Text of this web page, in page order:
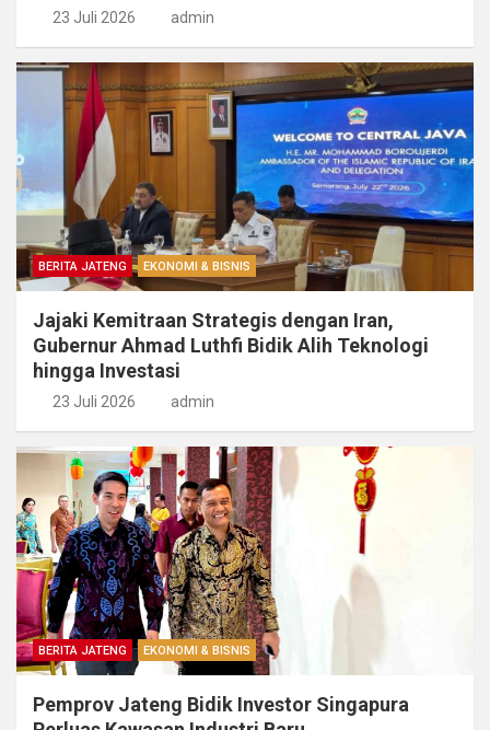
23 Juli 2026 admin
BERITA JATENG EKONOMI & BISNIS
Jajaki Kemitraan Strategis dengan Iran,
Gubernur Ahmad Luthfi Bidik Alih Teknologi
hingga Investasi
23 Juli 2026 admin
BERITA JATENG EKONOMI & BISNIS
Pemprov Jateng Bidik Investor Singapura